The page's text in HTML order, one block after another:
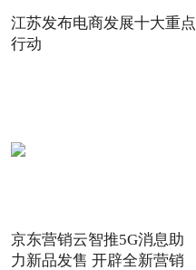
江苏发布电商发展十大重点
行动
京东营销云智推5G消息助
力新品发售 开辟全新营销